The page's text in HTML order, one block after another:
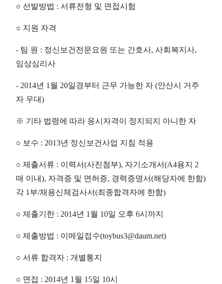
○ 선발방법 : 서류전형 및 면접시험
○ 지원 자격
- 팀 원 : 정신보건전문요원 또는 간호사, 사회복지사,
임상심리사
- 2014년 1월 20일경부터 근무 가능한 자 (안산시 거주
자 우대)
※ 기타 법령에 따라 응시자격이 정지되지 아니한 자
○ 보수 : 2013년 정신보건사업 지침 적용
○ 제출서류 : 이력서(사진첨부), 자기소개서(A4용지 2
매 이내), 자격증 및 면허증, 경력증명서(해당자에 한함)
각 1부/채용신체검사서(최종합격자에 한함)
○ 제출기한 : 2014년 1월 10일 오후 6시까지
○ 제출방법 : 이메일접수(toybus3@daum.net)
○ 서류 합격자 : 개별통지
○ 면접 : 2014년 1월 15일 10시